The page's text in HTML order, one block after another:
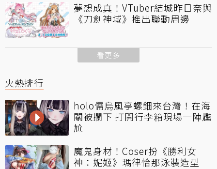
夢想成真！VTuber結城昨日奈與
《刀劍神域》推出聯動周邊
看更多
火熱排行
holo儒烏風亭螺鈿來台灣！在海
關被攔下 打開行李箱現場一陣尷
尬
魔鬼身材！Coser扮《勝利女
神：妮姬》瑪律恰那泳裝造型